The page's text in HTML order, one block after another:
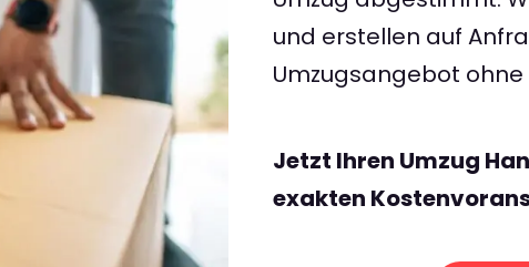
und erstellen auf
Umzugsangebot
Jetzt Ihren Umzug
exakten